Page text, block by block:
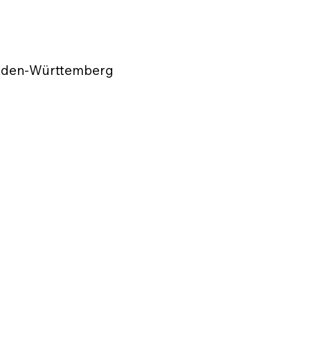
Württemberg